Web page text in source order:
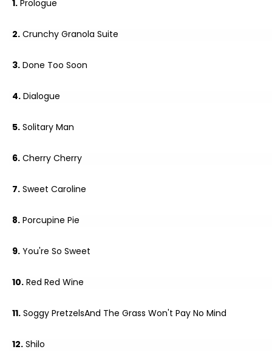
1. Prologue
2. Crunchy Granola Suite
3. Done Too Soon
4. Dialogue
5. Solitary Man
6. Cherry Cherry
7. Sweet Caroline
8. Porcupine Pie
9. You're So Sweet
10. Red Red Wine
11. Soggy PretzelsAnd The Grass Won't Pay No Mind
12. Shilo